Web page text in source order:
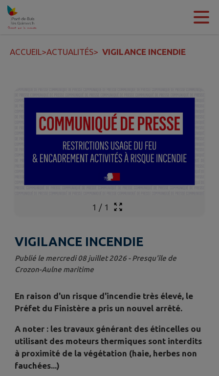
Contenu
ACCUEIL>ACTUALITÉS> VIGILANCE INCENDIE
1 / 1
VIGILANCE INCENDIE
Publié le mercredi 08 juillet 2026 - Presqu'île de
Crozon-Aulne maritime
En raison d'un risque d'incendie très élevé, le
Préfet du Finistère a pris un nouvel arrêté.
A noter : les travaux générant des étincelles ou
utilisant des moteurs thermiques sont interdits
à proximité de la végétation (haie, herbes non
fauchées...)